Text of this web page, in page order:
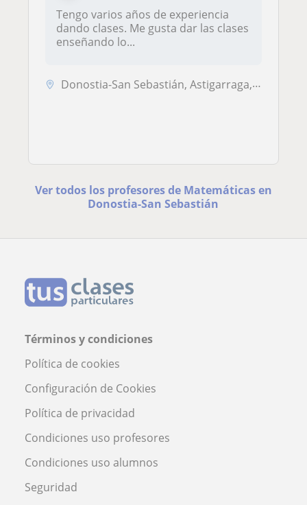
Tengo varios años de experiencia
dando clases. Me gusta dar las clases
enseñando lo...
Donostia-San Sebastián, Astigarraga, Hernani, Lasarte-Oria
Ver todos los profesores de Matemáticas en
Donostia-San Sebastián
Términos y condiciones
Política de cookies
Configuración de Cookies
Política de privacidad
Condiciones uso profesores
Condiciones uso alumnos
Seguridad